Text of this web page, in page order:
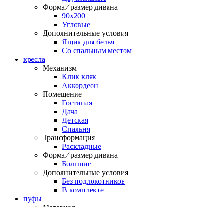
Форма ⁄ размер дивана
90х200
Угловые
Дополнительные условия
Ящик для белья
Со спальным местом
кресла
Механизм
Клик кляк
Аккордеон
Помещение
Гостиная
Дача
Детская
Спальня
Трансформация
Раскладные
Форма ⁄ размер дивана
Большие
Дополнительные условия
Без подлокотников
В комплекте
пуфы